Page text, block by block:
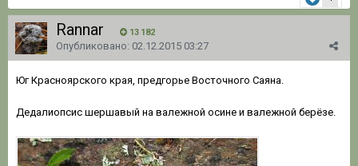
Rannar 13 182
Опубликовано: 02.12.2015 03:27
Юг Красноярского края, предгорье Восточного Саяна.
Дедалиопсис шершавый на валежной осине и валежной берёзе.